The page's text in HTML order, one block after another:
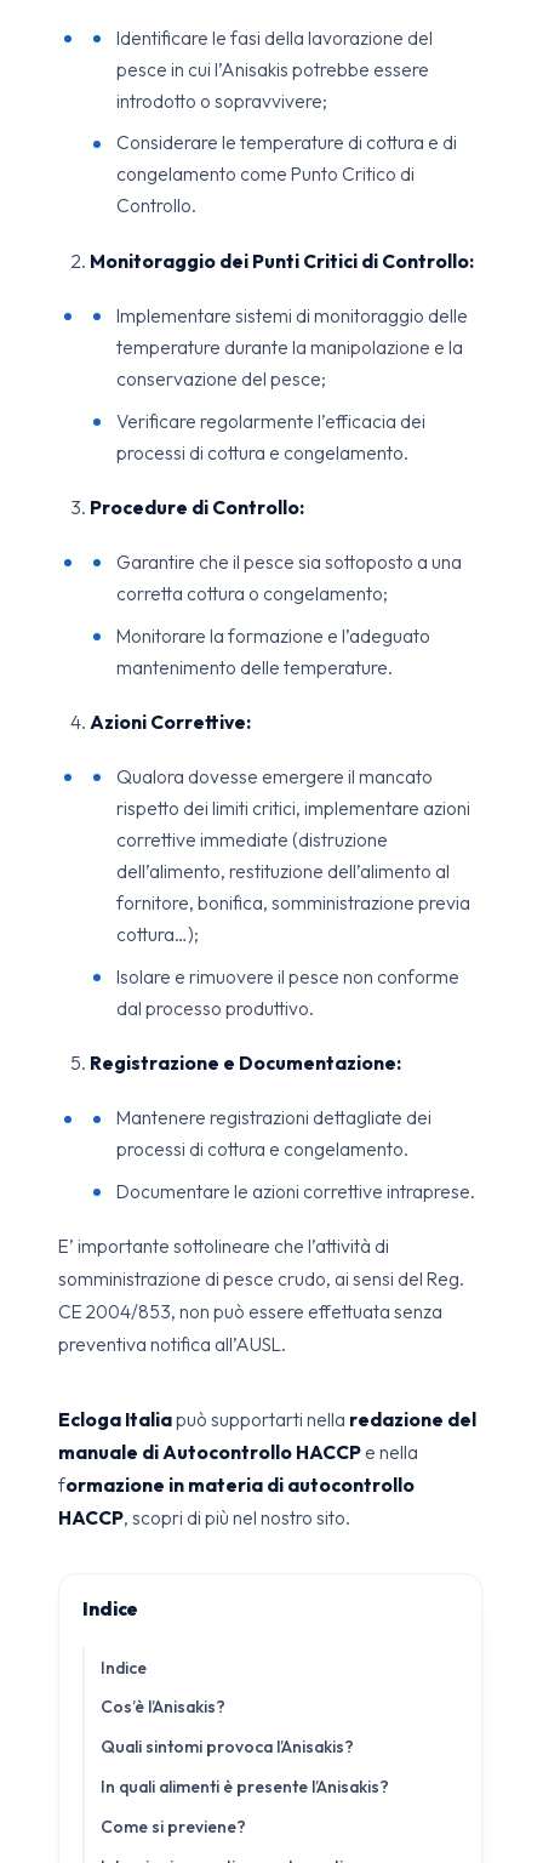
Identificare le fasi della lavorazione del
pesce in cui l’Anisakis potrebbe essere
introdotto o sopravvivere;
Considerare le temperature di cottura e di
congelamento come Punto Critico di
Controllo.
Monitoraggio dei Punti Critici di Controllo:
Implementare sistemi di monitoraggio delle
temperature durante la manipolazione e la
conservazione del pesce;
Verificare regolarmente l’efficacia dei
processi di cottura e congelamento.
Procedure di Controllo:
Garantire che il pesce sia sottoposto a una
corretta cottura o congelamento;
Monitorare la formazione e l’adeguato
mantenimento delle temperature.
Azioni Correttive:
Qualora dovesse emergere il mancato
rispetto dei limiti critici, implementare azioni
correttive immediate (distruzione
dell’alimento, restituzione dell’alimento al
fornitore, bonifica, somministrazione previa
cottura…);
Isolare e rimuovere il pesce non conforme
dal processo produttivo.
Registrazione e Documentazione:
Mantenere registrazioni dettagliate dei
processi di cottura e congelamento.
Documentare le azioni correttive intraprese.
E’ importante sottolineare che l’attività di
somministrazione di pesce crudo, ai sensi del Reg.
CE 2004/853, non può essere effettuata senza
preventiva notifica all’AUSL.
Ecloga Italiapuò supportarti nella redazione del
manuale di Autocontrollo HACCP e nella
formazione in materia di autocontrollo
HACCP, scopri di più nel nostro sito.
Indice
Indice
Cos’è l’Anisakis?
Quali sintomi provoca l’Anisakis?
In quali alimenti è presente l’Anisakis?
Come si previene?